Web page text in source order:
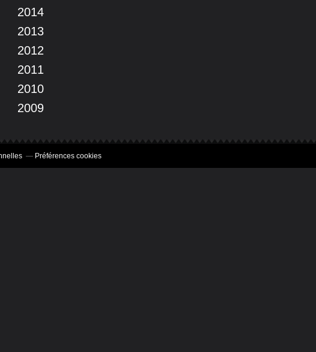
2014
2013
2012
2011
2010
2009
Préférences cookies